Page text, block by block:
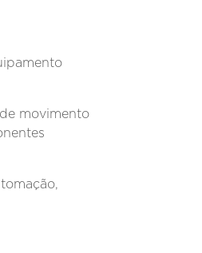
movimento